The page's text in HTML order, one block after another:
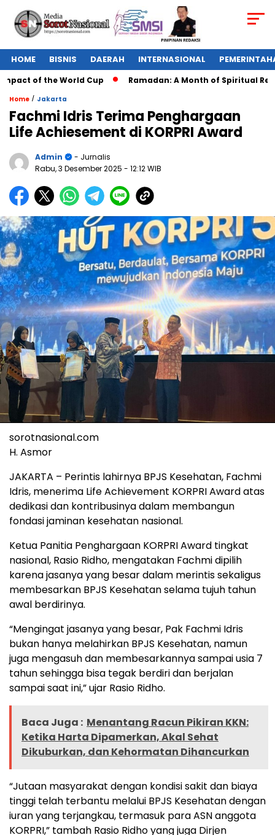
HOME BISNIS DAERAH INTERNASIONAL
of the World Cup Ramadan: A Month of Spiritual
Home / Jakarta
Fachmi Idris Terima Penghargaan
Life Achiesement di KORPRI Award
Admin
- Jurnalis
Rabu, 3 Desember 2025 - 12:12 WIB
sorotnasional.com
H. Asmor
JAKARTA – Perintis lahirnya BPJS Kesehatan, Fachmi
Idris, menerima Life Achievement KORPRI Award atas
dedikasi dan kontribusinya dalam membangun
fondasi jaminan kesehatan nasional.
Ketua Panitia Penghargaan KORPRI Award tingkat
nasional, Rasio Ridho, mengatakan Fachmi dipilih
karena jasanya yang besar dalam merintis sekaligus
membesarkan BPJS Kesehatan selama tujuh tahun
awal berdirinya.
“Mengingat jasanya yang besar, Pak Fachmi Idris
bukan hanya melahirkan BPJS Kesehatan, namun
juga mengasuh dan membesarkannya sampai usia 7
tahun sehingga bisa tegak berdiri dan berjalan
sampai saat ini,” ujar Rasio Ridho.
Baca Juga : Menantang Racun Pikiran KKN:
Ketika Harta Dipamerkan, Akal Sehat
Dikuburkan, dan Kehormatan Dihancurkan
“Jutaan masyarakat dengan kondisi sakit dan biaya
tinggi telah terbantu melalui BPJS Kesehatan dengan
iuran yang terjangkau, termasuk para ASN anggota
KORPRI,” tambah Rasio Ridho yang juga Dirjen